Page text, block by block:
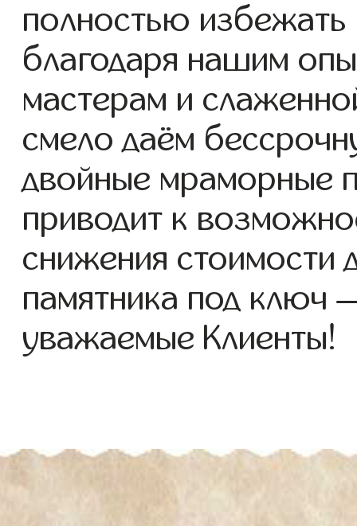
полностью
благодаря нашим
мастерам и
смело даём
двойные мраморные
приводит к
снижения стоимости
памятника под
уважаемые Клиенты!